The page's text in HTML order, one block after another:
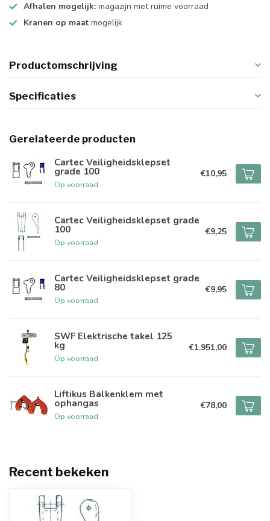
Afhalen mogelijk: magazijn met ruime voorraad
Kranen op maat mogelijk
Productomschrijving
Specificaties
Gerelateerde producten
Cartec Veiligheidsklepset
grade 100
Op voorraad
€10,95
Cartec Veiligheidsklepset grade
100
Op voorraad
€9,25
Cartec Veiligheidsklepset grade
80
Op voorraad
€9,95
SWF Elektrische takel 125
kg
Op voorraad
€1.951,00
Liftikus Balkenklem met
ophangas
Op voorraad
€78,00
Recent bekeken